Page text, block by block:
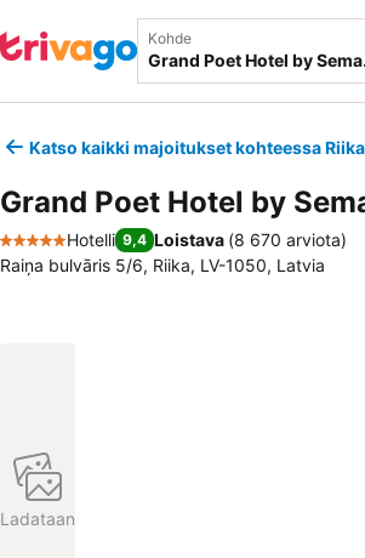
Kohde
Katso kaikki majoitukset kohteessa Riika
Grand Poet Hotel by
5 Tähtiluokitus
Hotelli 9,4 Loistava (8 670 arviota)
Raiņa bulvāris 5/6, Riika, LV-1050, Latvia
Ladataan